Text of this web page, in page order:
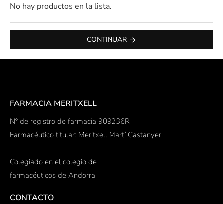
No hay productos en la lista.
CONTINUAR
FARMACIA MERITXELL
Nº de registro de farmacia 909236R
Farmacéutico titular: Meritxell Martí Castanyer
Colegiado en el colegio de
farmacéuticos de Andorra
CONTACTO